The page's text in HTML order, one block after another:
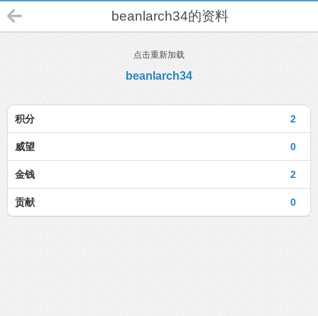
beanlarch34的资料
点击重新加载
beanlarch34
2
积分
0
威望
2
金钱
0
贡献